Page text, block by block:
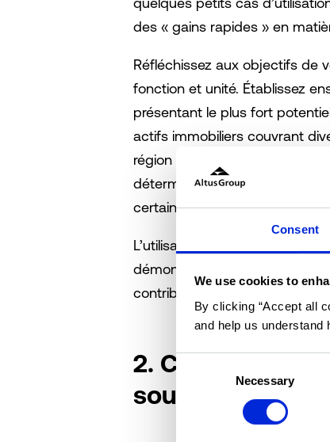
Consent
We use cookies to
By clicking “Accept all
and help us understand
Consent
Necessary
des « gains rapides » en
Réfléchissez aux objectifs de
fonction et unité. Établissez
présentant le plus fort
actifs immobiliers couvrant
région ou un seul type d'actif,
déterminer les raisons de la
certains actifs.
L’utilisation de méthodes
démontre clairement le retour
contribue à obtenir l’adhésion
2. Construisez
soutenir votre